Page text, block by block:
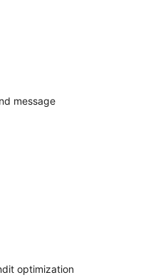
message
optimization